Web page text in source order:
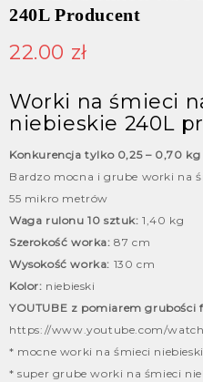
240L Producent
22.00 zł
Worki na śmieci
niebieskie 240L
Konkurencja tylko 0,25 – 0,70 kg
Bardzo mocna i grube worki na
55 mikro metrów
Waga rulonu 10 sztuk: 1,40 kg
Szerokość worka: 87 cm
Wysokość worka: 130 cm
Kolor: niebieski
YOUTUBE z pomiarem grubości
https://www.youtube.com/
* mocne worki na śmieci
* super grube worki na śmieci